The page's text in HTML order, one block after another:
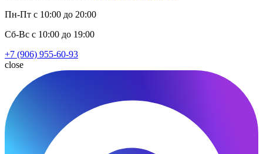
Пн-Пт с 10:00 до 20:00
Сб-Вс с 10:00 до 19:00
+7 (906) 955-60-93
close